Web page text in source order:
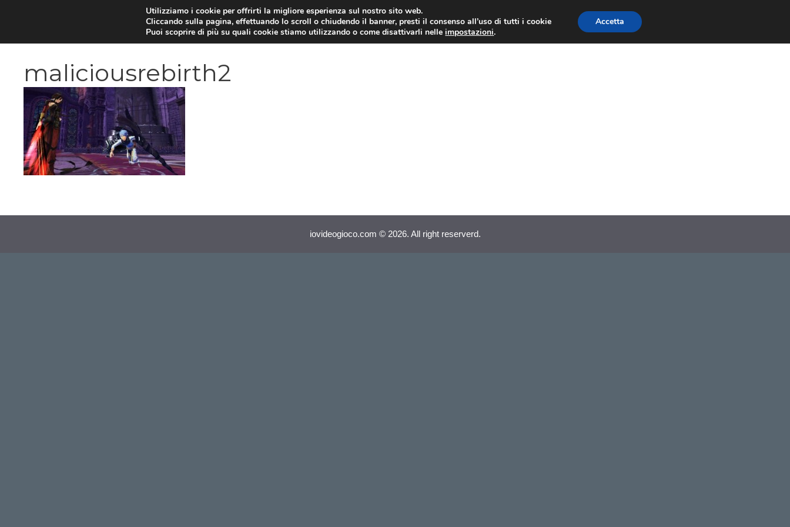
VIDEOGIOCHI NEWS RECENSIONI TRAILER GIOCHI
maliciousrebirth2
iovideogioco.com © 2026. All right reserverd.
Utilizziamo i cookie per offrirti la migliore esperienza sul nostro sito web.
Cliccando sulla pagina, effettuando lo scroll o chiudendo il banner, presti il consenso all’uso di tutti i cookie
Puoi scoprire di più su quali cookie stiamo utilizzando o come disattivarli nelleimpostazioni.
Accetta